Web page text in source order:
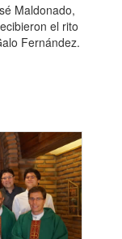
Maldonado,
el rito
Fernández.